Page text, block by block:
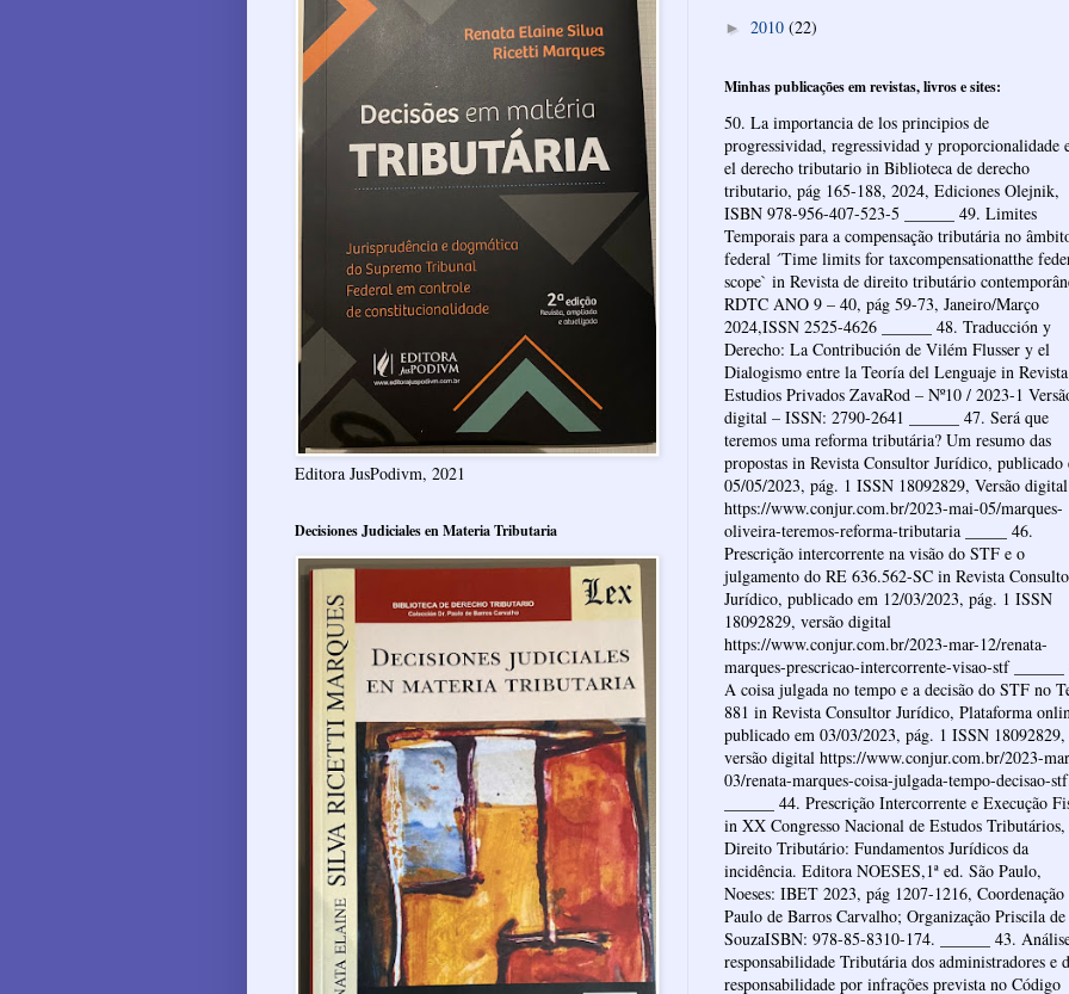
► 2010 (22)
Minhas publicações em revistas, livros e sites:
50. La importancia de los principios de
progressividad, regressividad y proporcionalidade
el derecho tributario in Biblioteca de derecho
tributario, pág 165-188, 2024, Ediciones Olejnik,
ISBN 978-956-407-523-5 ______ 49. Limites
Temporais para a compensação tributária no
federal ´Time limits for taxcompensationatthe
scope` in Revista de direito tributário
RDTC ANO 9 – 40, pág 59-73, Janeiro/Março
2024,ISSN 2525-4626 ______ 48. Traducción y
Derecho: La Contribución de Vilém Flusser y el
Dialogismo entre la Teoría del Lenguaje in Revista
Estudios Privados ZavaRod – Nº10 / 2023-1
digital – ISSN: 2790-2641 ______ 47. Será que
teremos uma reforma tributária? Um resumo das
propostas in Revista Consultor Jurídico, publicado
05/05/2023, pág. 1 ISSN 18092829, Versão digital
https://www.conjur.com.br/2023-mai-05/marques-
oliveira-teremos-reforma-tributaria _____ 46.
Prescrição intercorrente na visão do STF e o
julgamento do RE 636.562-SC in Revista
Jurídico, publicado em 12/03/2023, pág. 1 ISSN
18092829, versão digital
https://www.conjur.com.br/2023-mar-12/renata-
marques-prescricao-intercorrente-visao-stf ______
A coisa julgada no tempo e a decisão do STF no
881 in Revista Consultor Jurídico, Plataforma
publicado em 03/03/2023, pág. 1 ISSN 18092829,
versão digital https://www.conjur.com.br/2023-
03/renata-marques-coisa-julgada-tempo-decisao-
______ 44. Prescrição Intercorrente e Execução
in XX Congresso Nacional de Estudos Tributários,
Direito Tributário: Fundamentos Jurídicos da
incidência. Editora NOESES,1ª ed. São Paulo,
Noeses: IBET 2023, pág 1207-1216, Coordenação
Paulo de Barros Carvalho; Organização Priscila de
SouzaISBN: 978-85-8310-174. ______ 43.
responsabilidade Tributária dos administradores e
responsabilidade por infrações prevista no Código
Editora JusPodivm, 2021
Decisiones Judiciales en Materia Tributaria